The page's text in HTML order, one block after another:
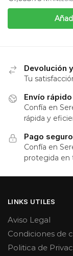
Devolución
Tu
Envío
Confía en
rápida y
Pago
Confía en
protegida en
LINKS UTILES
Aviso Legal
Condiciones de
Politica de